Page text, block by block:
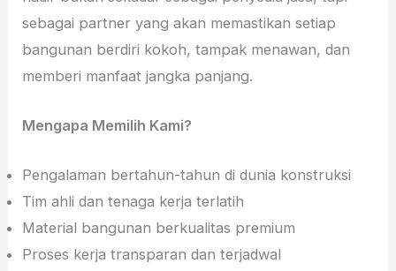
sebagai partner yang akan memastikan setiap
bangunan berdiri kokoh, tampak menawan, dan
memberi manfaat jangka panjang.
Mengapa Memilih Kami?
Pengalaman bertahun-tahun di dunia konstruksi
Tim ahli dan tenaga kerja terlatih
Material bangunan berkualitas premium
Proses kerja transparan dan terjadwal